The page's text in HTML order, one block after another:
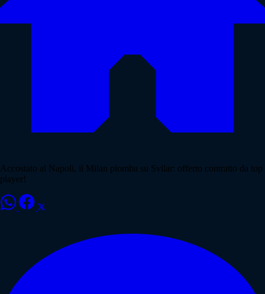
Accostato al Napoli, il Milan piomba su Svilar: offerto contratto da top
player!